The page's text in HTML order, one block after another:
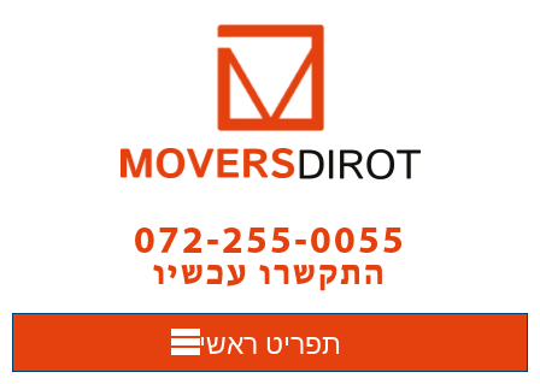
072-255-0055
התקשרו עכשיו
תפריט ראשי